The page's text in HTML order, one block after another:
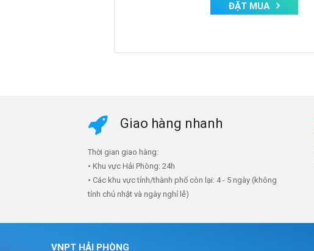
ĐẶT MUA
Giao hàng nhanh
Thời gian giao hàng:
• Khu vực Hải Phòng: 24h
• Các khu vực tỉnh/thành phố còn lại: 4 - 5 ngày (không
tính chủ nhật và ngày nghỉ lễ)
VNPT HẢI PHÒNG